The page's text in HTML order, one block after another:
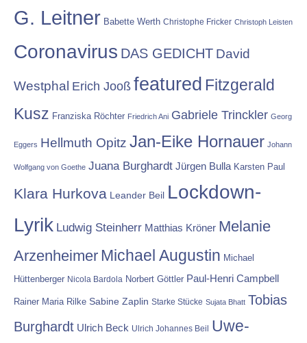
G. Leitner Babette Werth Christophe Fricker Christoph Leisten
Coronavirus DAS GEDICHT David
Westphal Erich Jooß featured Fitzgerald
Kusz Franziska Röchter Friedrich Ani Gabriele Trinckler Georg
Eggers Hellmuth Opitz Jan-Eike Hornauer Johann
Wolfgang von Goethe Juana Burghardt Jürgen Bulla Karsten Paul
Klara Hurkova Leander Beil Lockdown-
Lyrik Ludwig Steinherr Matthias Kröner Melanie
Arzenheimer Michael Augustin Michael
Hüttenberger Nicola Bardola Norbert Göttler Paul-Henri Campbell
Rainer Maria Rilke Sabine Zaplin Starke Stücke Sujata Bhatt Tobias
Burghardt Ulrich Beck Ulrich Johannes Beil Uwe-